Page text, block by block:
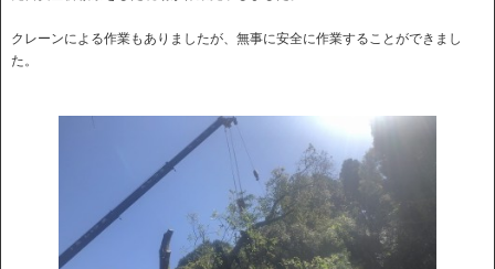
クレーンによる作業もありましたが、無事に安全に作業することができまし
た。